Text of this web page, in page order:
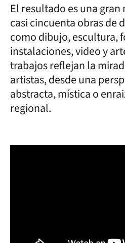
El resultado es una
casi cincuenta obras de
como dibujo, escultura,
instalaciones, video y
trabajos reflejan la
artistas, desde una
abstracta, mística o
regional.